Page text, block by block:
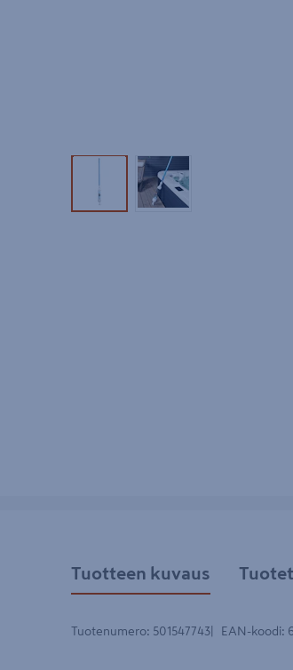
Tuotekuva 1Tuotekuva 2
Tuotteen kuvaus
Tuotenumero: 501547743 EAN-koodi: